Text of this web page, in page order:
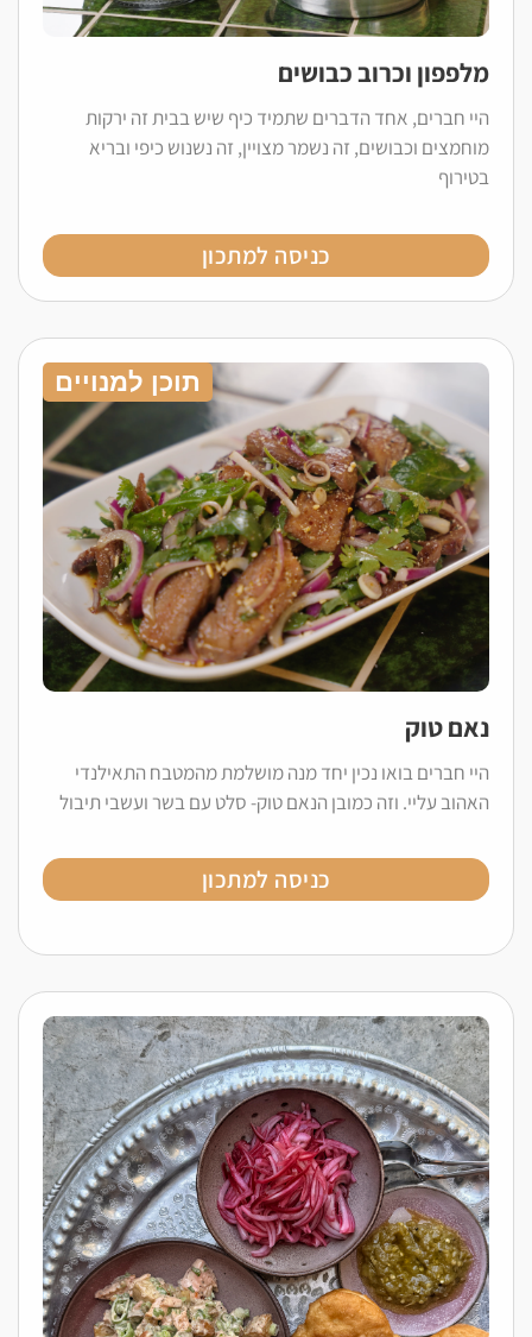
מלפפון וכרוב כבושים
היי חברים, אחד הדברים שתמיד כיף שיש בבית זה ירקות
מוחמצים וכבושים, זה נשמר מצויין, זה נשנוש כיפי ובריא
בטירוף
כניסה למתכון
תוכן למנויים
נאם טוק
היי חברים בואו נכין יחד מנה מושלמת מהמטבח התאילנדי
האהוב עליי. וזה כמובן הנאם טוק- סלט עם בשר ועשבי תיבול
כניסה למתכון